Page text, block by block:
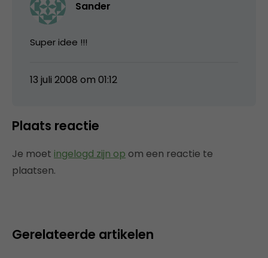
Sander
Super idee !!!
13 juli 2008 om 01:12
Plaats reactie
Je moet ingelogd zijn op om een reactie te
plaatsen.
Gerelateerde artikelen